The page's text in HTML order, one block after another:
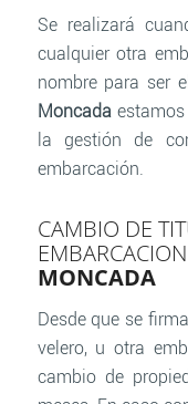
Se realizará
cualquier otra
nombre para ser
Moncadaestamos
la gestión de
embarcación.
CAMBIO DE
MONCADA
Desde que se
velero, u otra
cambio de